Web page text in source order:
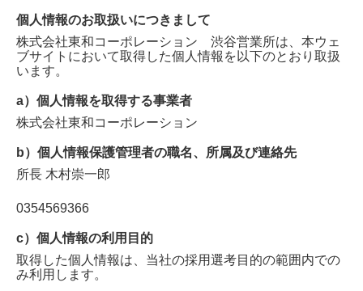
個人情報のお取扱いにつきまして
株式会社東和コーポレーション 渋谷営業所は、本ウェ
ブサイトにおいて取得した個人情報を以下のとおり取扱
います。
a）個人情報を取得する事業者
株式会社東和コーポレーション
b）個人情報保護管理者の職名、所属及び連絡先
所長 木村崇一郎
0354569366
c）個人情報の利用目的
取得した個人情報は、当社の採用選考目的の範囲内での
み利用します。